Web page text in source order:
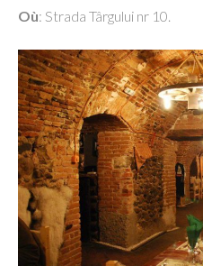
Où: Strada Târgului nr 10.